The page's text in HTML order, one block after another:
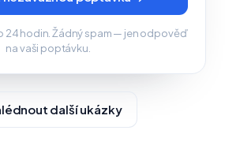
24 hodin. Žádný spam — jen odpověď
na vaši poptávku.
další ukázky